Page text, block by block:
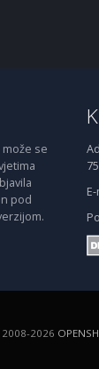
se
pod
2008-2026